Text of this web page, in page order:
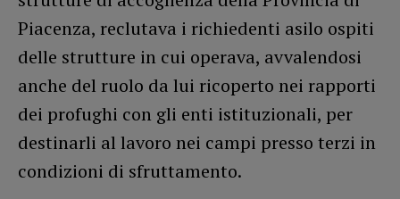
Piacenza, reclutava i richiedenti asilo ospiti
delle strutture in cui operava, avvalendosi
anche del ruolo da lui ricoperto nei rapporti
dei profughi con gli enti istituzionali, per
destinarli al lavoro nei campi presso terzi in
condizioni di sfruttamento.